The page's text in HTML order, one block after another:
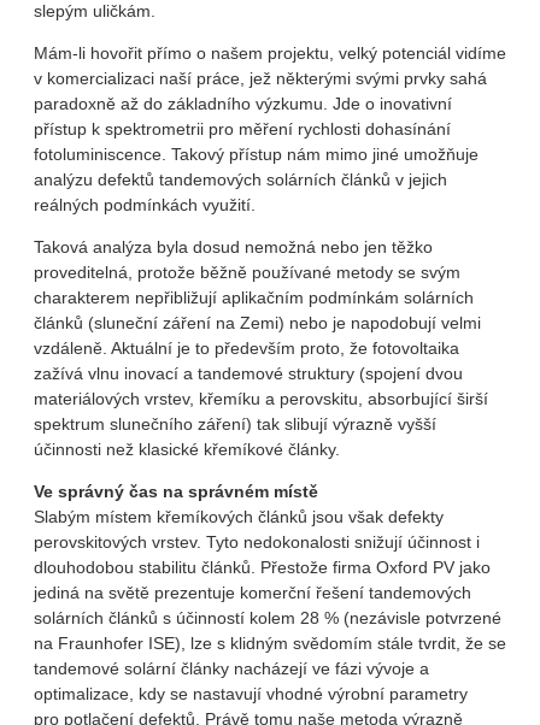
slepým uličkám.
Mám-li hovořit přímo o našem projektu, velký potenciál vidíme
v komercializaci naší práce, jež některými svými prvky sahá
paradoxně až do základního výzkumu. Jde o inovativní
přístup k spektrometrii pro měření rychlosti dohasínání
fotoluminiscence. Takový přístup nám mimo jiné umožňuje
analýzu defektů tandemových solárních článků v jejich
reálných podmínkách využití.
Taková analýza byla dosud nemožná nebo jen těžko
proveditelná, protože běžně používané metody se svým
charakterem nepřibližují aplikačním podmínkám solárních
článků (sluneční záření na Zemi) nebo je napodobují velmi
vzdáleně. Aktuální je to především proto, že fotovoltaika
zažívá vlnu inovací a tandemové struktury (spojení dvou
materiálových vrstev, křemíku a perovskitu, absorbující širší
spektrum slunečního záření) tak slibují výrazně vyšší
účinnosti než klasické křemíkové články.
Ve správný čas na správném místě
Slabým místem křemíkových článků jsou však defekty
perovskitových vrstev. Tyto nedokonalosti snižují účinnost i
dlouhodobou stabilitu článků. Přestože firma Oxford PV jako
jediná na světě prezentuje komerční řešení tandemových
solárních článků s účinností kolem 28 % (nezávisle potvrzené
na Fraunhofer ISE), lze s klidným svědomím stále tvrdit, že se
tandemové solární články nacházejí ve fázi vývoje a
optimalizace, kdy se nastavují vhodné výrobní parametry
pro potlačení defektů. Právě tomu naše metoda výrazně